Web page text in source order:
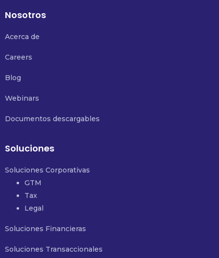
Nosotros
Acerca de
Careers
Blog
Webinars
Documentos descargables
Soluciones
Soluciones Corporativas
GTM
Tax
Legal
Soluciones Financieras
Soluciones Transaccionales